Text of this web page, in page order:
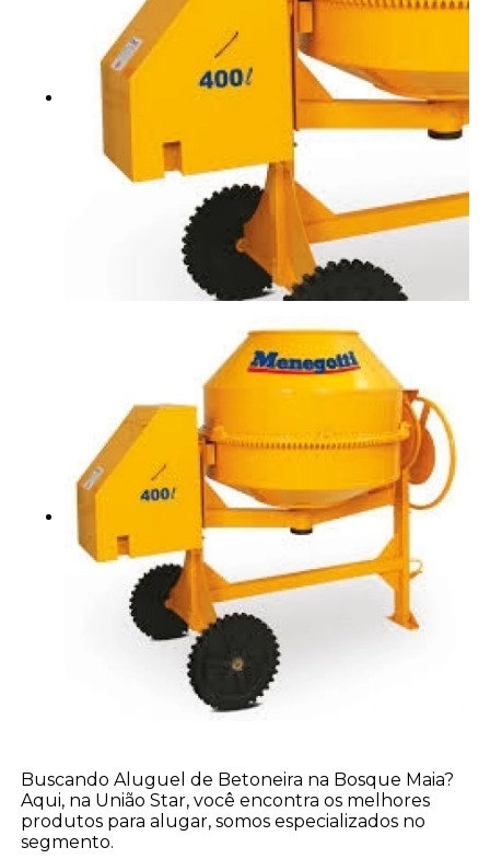
Buscando Aluguel de Betoneira na Bosque Maia?
Aqui, na União Star, você encontra os melhores
produtos para alugar, somos especializados no
segmento.